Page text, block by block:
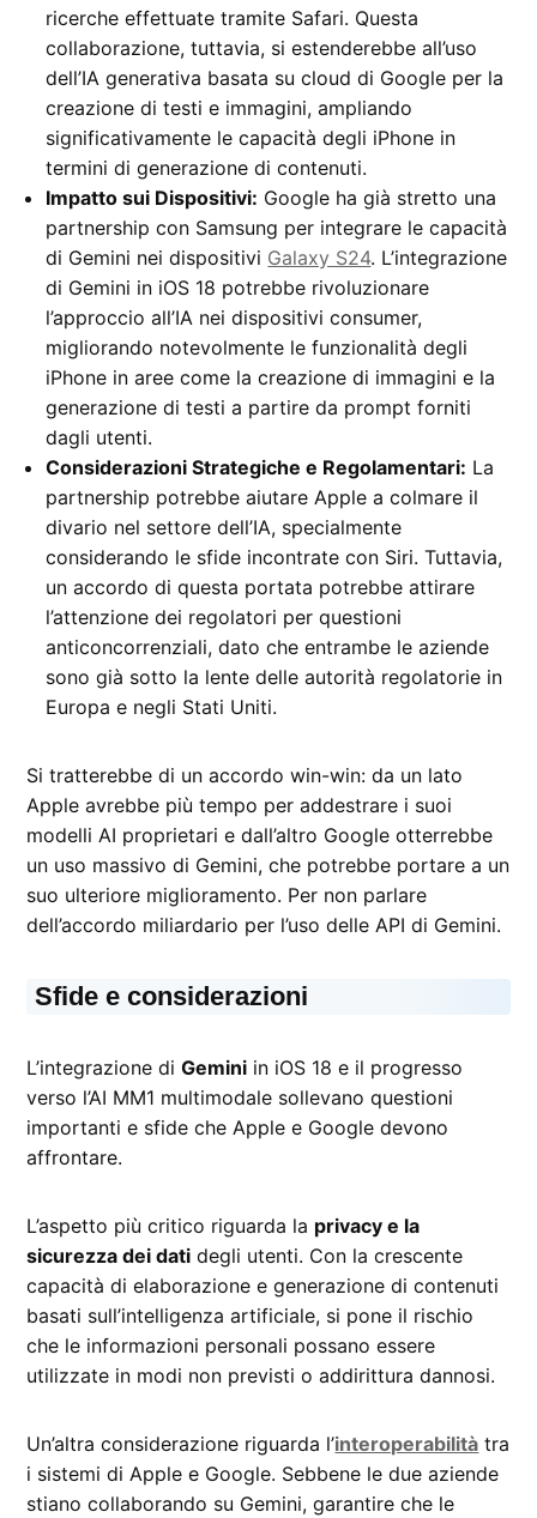
ricerche effettuate tramite Safari. Questa
collaborazione, tuttavia, si estenderebbe all’uso
dell’IA generativa basata su cloud di Google per la
creazione di testi e immagini, ampliando
significativamente le capacità degli iPhone in
termini di generazione di contenuti.
Impatto sui Dispositivi: Google ha già stretto una
partnership con Samsung per integrare le capacità
di Gemini nei dispositivi Galaxy S24. L’integrazione
di Gemini in iOS 18 potrebbe rivoluzionare
l’approccio all’IA nei dispositivi consumer,
migliorando notevolmente le funzionalità degli
iPhone in aree come la creazione di immagini e la
generazione di testi a partire da prompt forniti
dagli utenti.
Considerazioni Strategiche e Regolamentari: La
partnership potrebbe aiutare Apple a colmare il
divario nel settore dell’IA, specialmente
considerando le sfide incontrate con Siri. Tuttavia,
un accordo di questa portata potrebbe attirare
l’attenzione dei regolatori per questioni
anticoncorrenziali, dato che entrambe le aziende
sono già sotto la lente delle autorità regolatorie in
Europa e negli Stati Uniti.
Si tratterebbe di un accordo win-win: da un lato
Apple avrebbe più tempo per addestrare i suoi
modelli AI proprietari e dall’altro Google otterrebbe
un uso massivo di Gemini, che potrebbe portare a un
suo ulteriore miglioramento. Per non parlare
dell’accordo miliardario per l’uso delle API di Gemini.
Sfide e considerazioni
L’integrazione diGemini in iOS 18 e il progresso
verso l’AI MM1 multimodale sollevano questioni
importanti e sfide che Apple e Google devono
affrontare.
L’aspetto più critico riguarda la privacy e la
sicurezza dei dati degli utenti. Con la crescente
capacità di elaborazione e generazione di contenuti
basati sull’intelligenza artificiale, si pone il rischio
che le informazioni personali possano essere
utilizzate in modi non previsti o addirittura dannosi.
Un’altra considerazione riguarda l’interoperabilità tra
i sistemi di Apple e Google. Sebbene le due aziende
stiano collaborando su Gemini, garantire che le